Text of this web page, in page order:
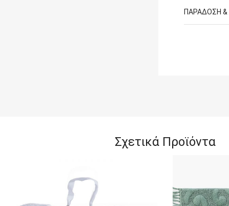
ΠΑΡΆΔΟΣΗ
Σχετικά Προϊόντα